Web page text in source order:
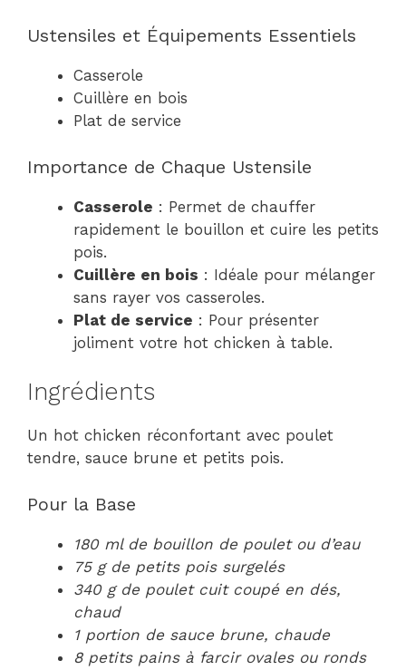
Ustensiles et Équipements Essentiels
Casserole
Cuillère en bois
Plat de service
Importance de Chaque Ustensile
Casserole : Permet de chauffer
rapidement le bouillon et cuire les petits
pois.
Cuillère en bois : Idéale pour mélanger
sans rayer vos casseroles.
Plat de service : Pour présenter
joliment votre hot chicken à table.
Ingrédients
Un hot chicken réconfortant avec poulet
tendre, sauce brune et petits pois.
Pour la Base
180 ml de bouillon de poulet ou d’eau
75 g de petits pois surgelés
340 g de poulet cuit coupé en dés,
chaud
1 portion de sauce brune, chaude
8 petits pains à farcir ovales ou ronds